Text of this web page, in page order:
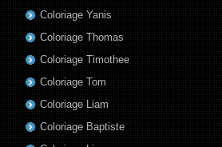
Coloriage Yanis
Coloriage Thomas
Coloriage Timothee
Coloriage Tom
Coloriage Liam
Coloriage Baptiste